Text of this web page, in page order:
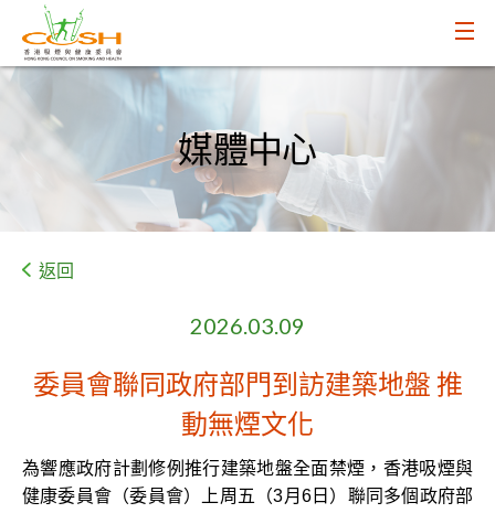
媒體中心
返回
2026.03.09
委員會聯同政府部門到訪建築地盤 推
動無煙文化
為響應政府計劃修例推行建築地盤全面禁煙，香港吸煙與
健康委員會（委員會）上周五（3月6日）聯同多個政府部